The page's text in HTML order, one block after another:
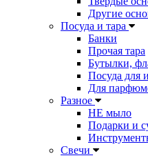
Другие
Посуда и тара
Банки
Прочая тара
Бутылки,
Посуда для
Для
Разное
НЕ мыло
Подарки и
Свечи